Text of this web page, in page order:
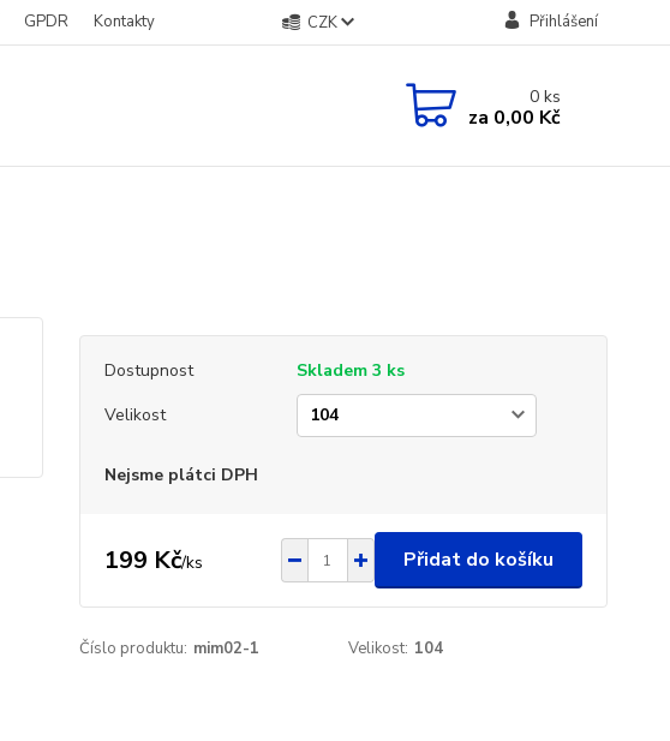
GPDR Kontakty CZK Přihlášení
0ks
za 0,00 Kč
Dostupnost
Skladem 3 ks
Velikost
Nejsme plátci DPH
199 Kč/ks Přidat do košíku
Číslo produktu: mim02-1 Velikost: 104